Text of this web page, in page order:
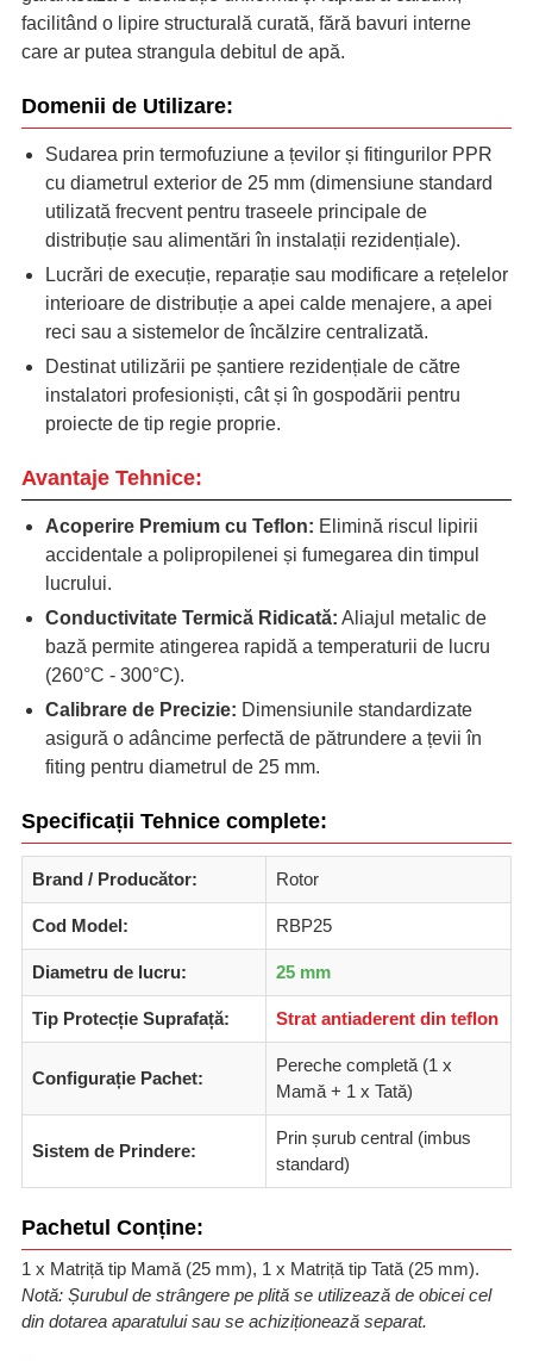
facilitând o lipire structurală curată, fără bavuri interne
care ar putea strangula debitul de apă.
Domenii de Utilizare:
Sudarea prin termofuziune a țevilor și fitingurilor PPR
cu diametrul exterior de 25 mm (dimensiune standard
utilizată frecvent pentru traseele principale de
distribuție sau alimentări în instalații rezidențiale).
Lucrări de execuție, reparație sau modificare a rețelelor
interioare de distribuție a apei calde menajere, a apei
reci sau a sistemelor de încălzire centralizată.
Destinat utilizării pe șantiere rezidențiale de către
instalatori profesioniști, cât și în gospodării pentru
proiecte de tip regie proprie.
Avantaje Tehnice:
Acoperire Premium cu Teflon: Elimină riscul lipirii
accidentale a polipropilenei și fumegarea din timpul
lucrului.
Conductivitate Termică Ridicată: Aliajul metalic de
bază permite atingerea rapidă a temperaturii de lucru
(260°C - 300°C).
Calibrare de Precizie: Dimensiunile standardizate
asigură o adâncime perfectă de pătrundere a țevii în
fiting pentru diametrul de 25 mm.
Specificații Tehnice complete:
Brand / Producător: Rotor
Cod Model: RBP25
Diametru de lucru: 25 mm
Tip Protecție Suprafață: Strat antiaderent din teflon
Configurație Pachet:
Pereche completă (1 x
Mamă + 1 x Tată)
Sistem de Prindere:
Prin șurub central (imbus
standard)
Pachetul Conține:
1 x Matriță tip Mamă (25 mm), 1 x Matriță tip Tată (25 mm).
Notă: Șurubul de strângere pe plită se utilizează de obicei cel
din dotarea aparatului sau se achiziționează separat.